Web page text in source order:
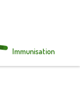
Immunisation